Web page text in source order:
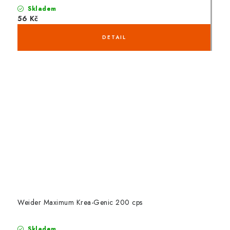
Skladem
56 Kč
Weider Maximum Krea-Genic 200 cps